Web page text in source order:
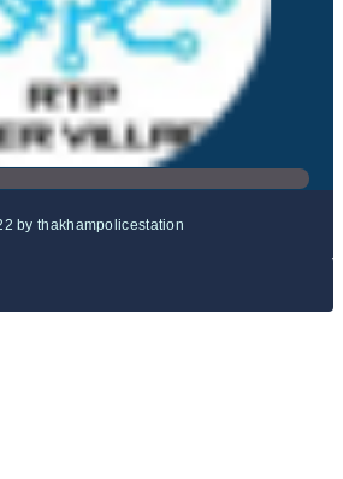
by thakhampolicestation